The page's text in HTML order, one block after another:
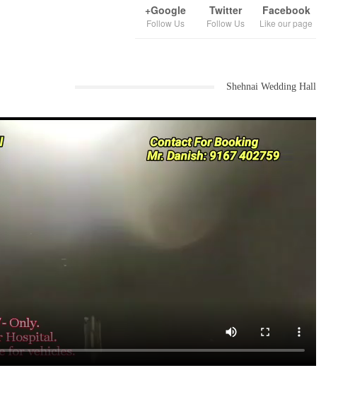
Facebook
Like our page
Twitter
Follow Us
Google+
Follow Us
Shehnai Wedding Hall